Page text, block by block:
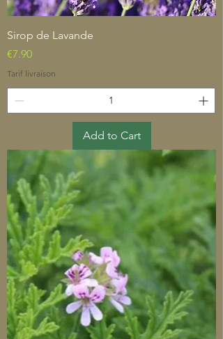
Sirop de Lavande
Price
€7.90
Tarif livraison
Add to Cart